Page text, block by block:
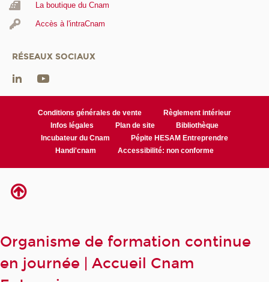
La boutique du Cnam
Accès à l'intraCnam
RÉSEAUX SOCIAUX
Conditions générales de vente
Règlement intérieur
Infos légales
Plan de site
Bibliothèque
Incubateur du Cnam
Pépite HESAM Entreprendre
Handi'cnam
Accessibilité: non conforme
Organisme de formation continue
en journée | Accueil Cnam